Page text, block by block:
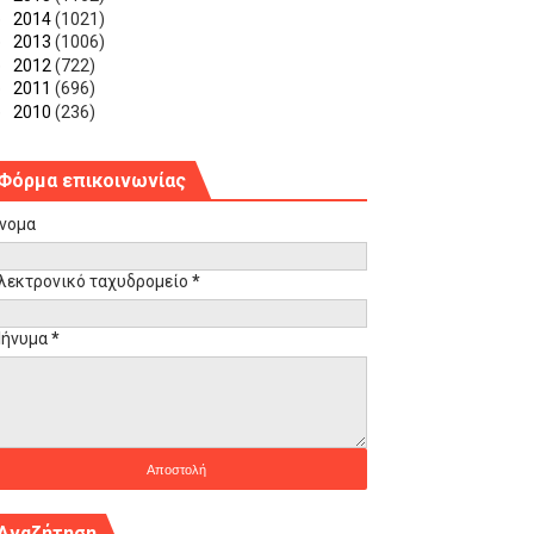
2014(1021)
2013 (1006)
2012 (722)
2011 (696)
2010 (236)
επικοινωνίας
ταχυδρομείο *
*